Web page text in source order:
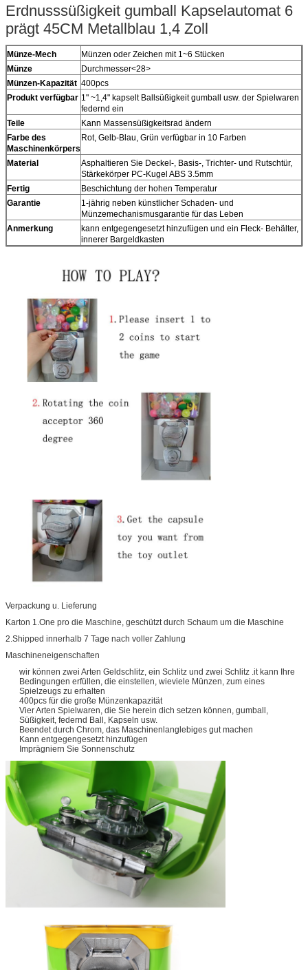
Erdnusssüßigkeit gumball Kapselautomat 6
prägt 45CM Metallblau 1,4 Zoll
Münze-Mech
Münzen oder Zeichen mit 1~6 Stücken
Münze
Durchmesser<28>
Münzen-Kapazität 400pcs
Produkt verfügbar 1" ~1,4" kapselt Ballsüßigkeit gumball usw. der Spielwaren
federnd ein
Teile
Kann Massensüßigkeitsrad ändern
Farbe des
Maschinenkörpers
Rot, Gelb-Blau, Grün verfügbar in 10 Farben
Material
Asphaltieren Sie Deckel-, Basis-, Trichter- und Rutschtür,
Stärkekörper PC-Kugel ABS 3.5mm
Fertig
Beschichtung der hohen Temperatur
Garantie
1-jährig neben künstlicher Schaden- und
Münzemechanismusgarantie für das Leben
Anmerkung
kann entgegengesetzt hinzufügen und ein Fleck- Behälter,
innerer Bargeldkasten
Verpackung u. Lieferung
Karton 1.One pro die Maschine, geschützt durch Schaum um die Maschine
2.Shipped innerhalb 7 Tage nach voller Zahlung
Maschineneigenschaften
wir können zwei Arten Geldschlitz, ein Schlitz und zwei Schlitz .it kann Ihre
Bedingungen erfüllen, die einstellen, wieviele Münzen, zum eines
Spielzeugs zu erhalten
400pcs für die große Münzenkapazität
Vier Arten Spielwaren, die Sie herein dich setzen können, gumball,
Süßigkeit, federnd Ball, Kapseln usw.
Beendet durch Chrom, das Maschinenlanglebiges gut machen
Kann entgegengesetzt hinzufügen
Imprägniern Sie Sonnenschutz